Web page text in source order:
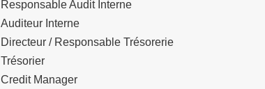
Responsable Audit Interne
Auditeur Interne
Directeur / Responsable Trésorerie
Trésorier
Credit Manager